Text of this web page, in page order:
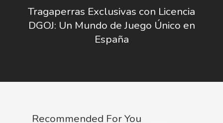
Tragaperras Exclusivas con Licencia
DGOJ: Un Mundo de Juego Único en
España
Recommended For You